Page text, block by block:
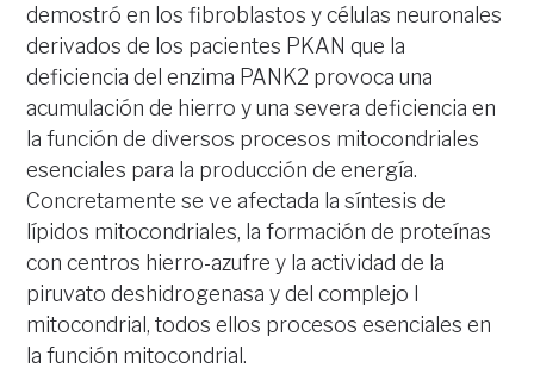
demostró en los fibroblastos y células neuronales
derivados de los pacientes PKAN que la
deficiencia del enzima PANK2 provoca una
acumulación de hierro y una severa deficiencia en
la función de diversos procesos mitocondriales
esenciales para la producción de energía.
Concretamente se ve afectada la síntesis de
lípidos mitocondriales, la formación de proteínas
con centros hierro-azufre y la actividad de la
piruvato deshidrogenasa y del complejo I
mitocondrial, todos ellos procesos esenciales en
la función mitocondrial.